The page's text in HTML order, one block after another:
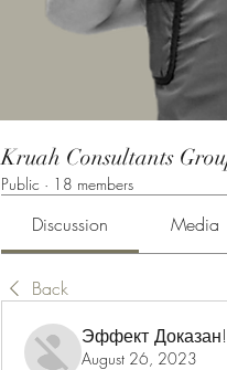
Kruah Consultants
Public · 18 members
Discussion Media
Back
Эффект Доказан!
August 26, 2023